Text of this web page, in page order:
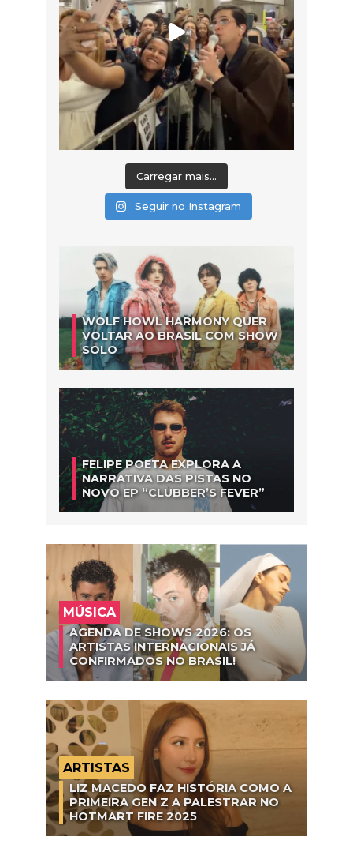
Carregar mais...
Seguir no Instagram
WOLF HOWL HARMONY QUER
VOLTAR AO BRASIL COM SHOW
SOLO
FELIPE POETA EXPLORA A
NARRATIVA DAS PISTAS NO
NOVO EP “CLUBBER’S FEVER”
MÚSICA
AGENDA DE SHOWS 2026: OS
ARTISTAS INTERNACIONAIS JÁ
CONFIRMADOS NO BRASIL!
ARTISTAS
LIZ MACEDO FAZ HISTÓRIA COMO A
PRIMEIRA GEN Z A PALESTRAR NO
HOTMART FIRE 2025